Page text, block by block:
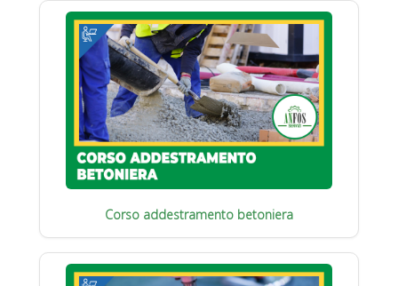
Corso addestramento betoniera